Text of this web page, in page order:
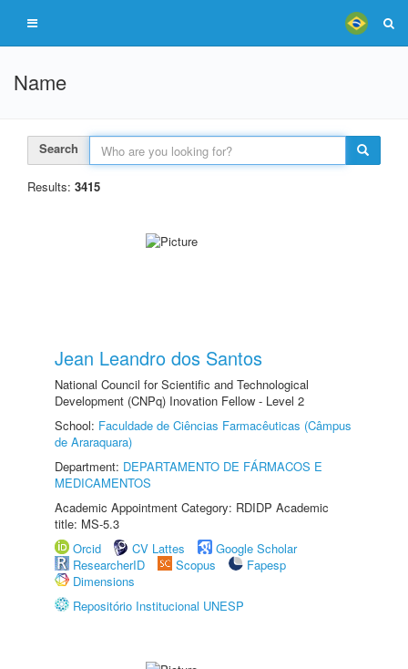
Name
Search
Results: 3415
Jean Leandro dos Santos
National Council for Scientific and Technological
Development (CNPq) Inovation Fellow - Level 2
School: Faculdade de Ciências Farmacêuticas (Câmpus
de Araraquara)
Department: DEPARTAMENTO DE FÁRMACOS E
MEDICAMENTOS
Academic Appointment Category: RDIDP Academic
title: MS-5.3
Orcid
CV Lattes
Google Scholar
ResearcherID
Scopus
Fapesp
Dimensions
Repositório Institucional UNESP